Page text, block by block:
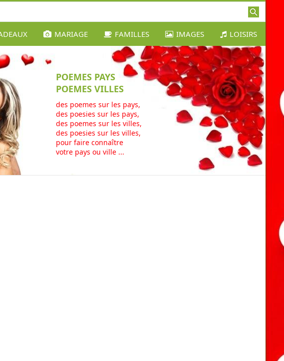
MARIAGE FAMILLES IMAGES LOISIRS
POEMES PAYS
POEMES VILLES
des poemes sur les pays,
des poesies sur les pays,
des poemes sur les villes,
des poesies sur les villes,
pour faire connaître
votre pays ou ville ...